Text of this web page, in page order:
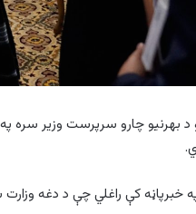
د بهرنیو چارو سرپرست وزیر سره
په خبرپاڼه کې راغلي چې د دغه